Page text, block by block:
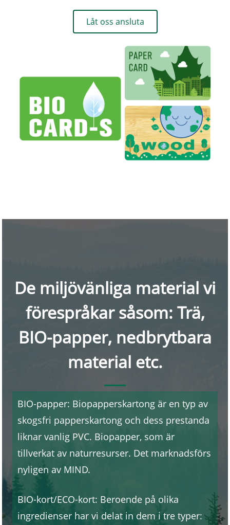
Låt oss ansluta
De miljövänliga material vi
förespråkar såsom: Trä,
BIO-papper, nedbrytbara
material etc.
BIO-papper: Biopapperskartong är en typ av
skogsfri papperskartong och dess prestanda
liknar vanlig PVC. Biopapper, som är
tillverkat av naturresurser. Det marknadsförs
nyligen av MIND.
BIO-kort/ECO-kort: Beroende på olika
ingredienser har vi delat in dem i tre typer: